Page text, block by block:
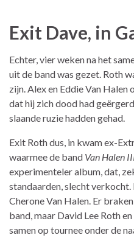
Exit Dave, in
Echter, vier weken na het
uit de band was gezet. Roth
zijn. Alex en Eddie Van
dat hij zich dood had
slaande ruzie hadden gehad.
Exit Roth dus, in kwam ex-
waarmee de band Van Halen
experimenteler album, dat,
standaarden, slecht
Cherone Van Halen. Er
band, maar David Lee Roth
samen op tournee onder de